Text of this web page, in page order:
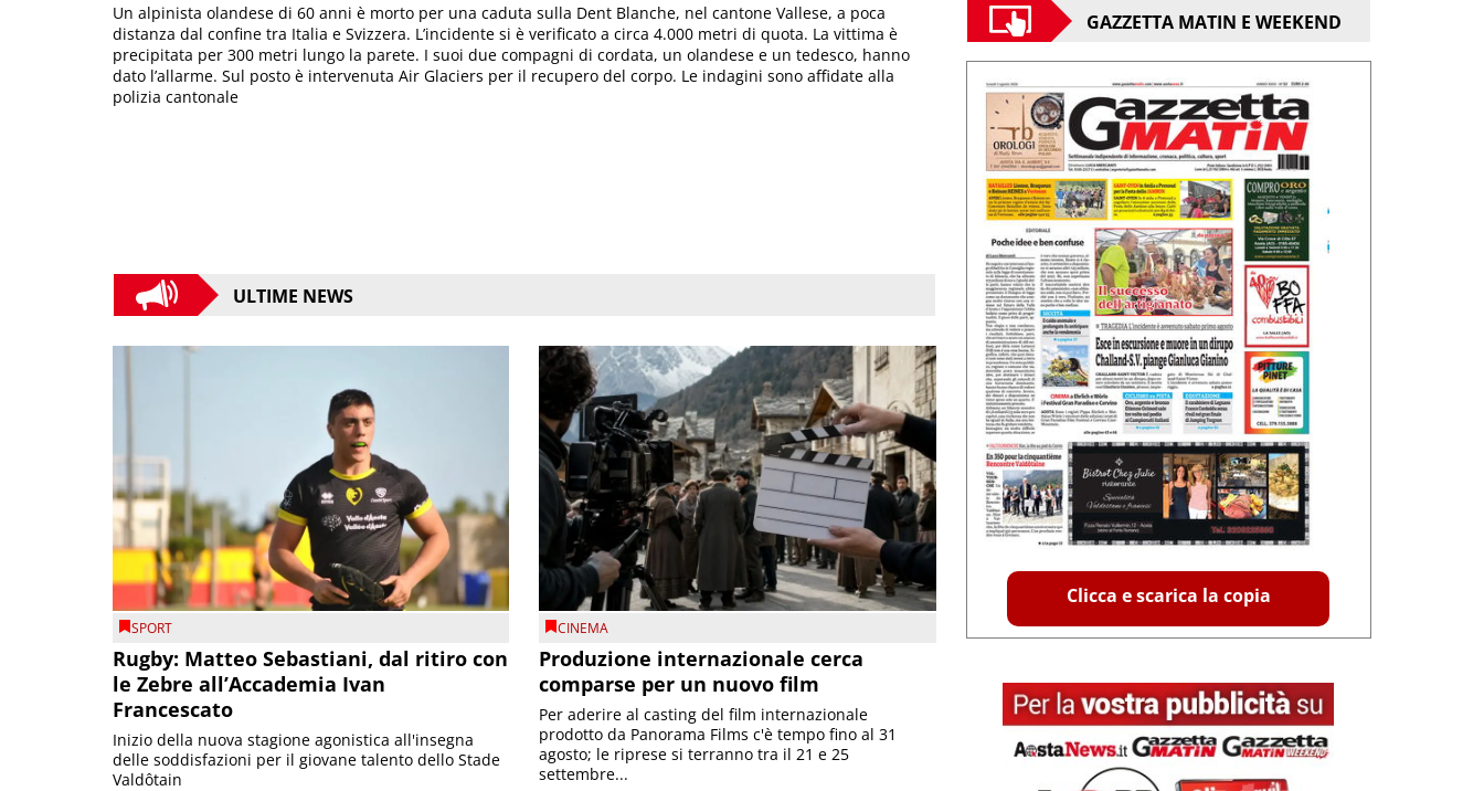
Un alpinista olandese di 60 anni è morto per una caduta sulla Dent Blanche, nel cantone Vallese, a poca
distanza dal confine tra Italia e Svizzera. L’incidente si è verificato a circa 4.000 metri di quota. La vittima è
precipitata per 300 metri lungo la parete. I suoi due compagni di cordata, un olandese e un tedesco, hanno
dato l’allarme. Sul posto è intervenuta Air Glaciers per il recupero del corpo. Le indagini sono affidate alla
polizia cantonale
ULTIME NEWS
SPORT
Rugby: Matteo Sebastiani, dal ritiro con
le Zebre all’Accademia Ivan
Francescato
Inizio della nuova stagione agonistica all'insegna
delle soddisfazioni per il giovane talento dello Stade
Valdôtain
CINEMA
Produzione internazionale cerca
comparse per un nuovo film
Per aderire al casting del film internazionale
prodotto da Panorama Films c'è tempo fino al 31
agosto; le riprese si terranno tra il 21 e 25
settembre...
GAZZETTA MATIN E WEEKEND
Clicca e scarica la copia